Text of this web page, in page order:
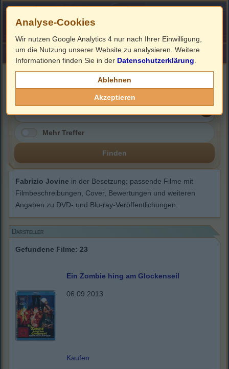
HOME ImpressumLinks
Fabrizio Jovine
Mehr Treffer
Finden
Fabrizio Jovine in der Besetzung: passende Filme mit
Filmbeschreibungen, Cover, Bewertungen und weiteren
Angaben zu DVD- und Blu-ray-Veröffentlichungen.
Darsteller
Gefundene Filme: 23
Ein Zombie hing am Glockenseil
06.09.2013
Kaufen
Analyse-Cookies
Wir nutzen Google Analytics 4 nur nach Ihrer Einwilligung,
um die Nutzung unserer Website zu analysieren. Weitere
Informationen finden Sie in der Datenschutzerklärung
Ablehnen
Akzeptieren